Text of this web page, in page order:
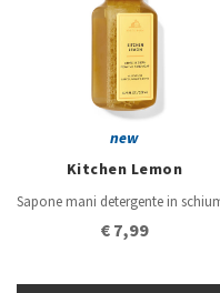
new
Kitchen Lemon
Sapone mani detergente in
€ 7,99